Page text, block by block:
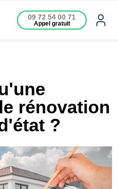
09 72 54 00 71
Appel gratuit
rénovation
?